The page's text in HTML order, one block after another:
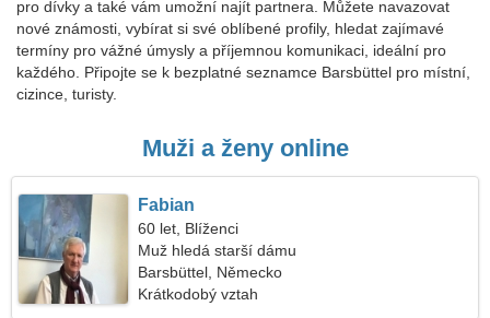
pro dívky a také vám umožní najít partnera. Můžete navazovat
nové známosti, vybírat si své oblíbené profily, hledat zajímavé
termíny pro vážné úmysly a příjemnou komunikaci, ideální pro
každého. Připojte se k bezplatné seznamce Barsbüttel pro místní,
cizince, turisty.
Muži a ženy online
Fabian
60 let, Blíženci
Muž hledá starší dámu
Barsbüttel, Německo
Krátkodobý vztah